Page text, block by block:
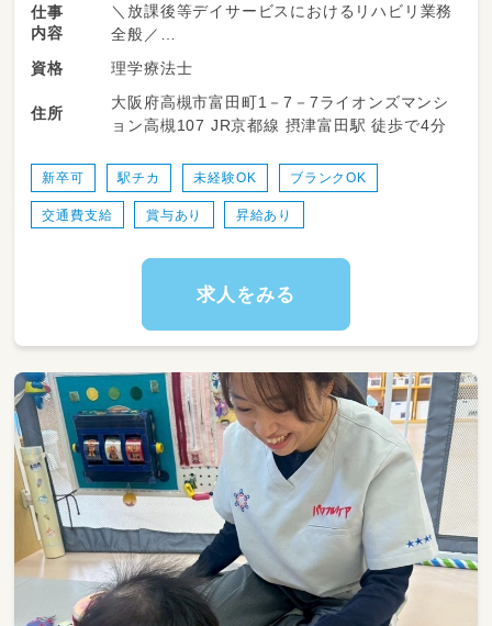
仕事
内容
＼放課後等デイサービスにおけるリハビリ業務
全般／
学校やご家庭での日常生活に困りごとを抱える
お子さんに、運動を中心に身体の発達を促して
いきます！
＜具体的内容＞
・児童へのリハビリ業務
・児童への運動、作業活動などの支援業務
・児童発達支援管理業務
・書類作成業務（個別支援計画書作成等）
・児童の送迎等
【従事すべき業務の範囲：会社の定める業務】
【就業場所の変更の範囲：会社の定める場所】
資格 理学療法士
住所
大阪府高槻市富田町1－7－7ライオンズマンシ
ョン高槻107 JR京都線 摂津富田駅 徒歩で4分
新卒可 駅チカ 未経験OK ブランクOK
交通費支給 賞与あり 昇給あり
求人をみる